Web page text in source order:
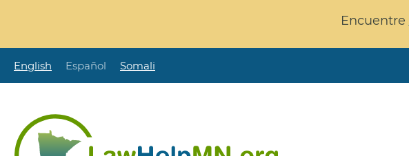
principal
Encuentre
English Español Somali